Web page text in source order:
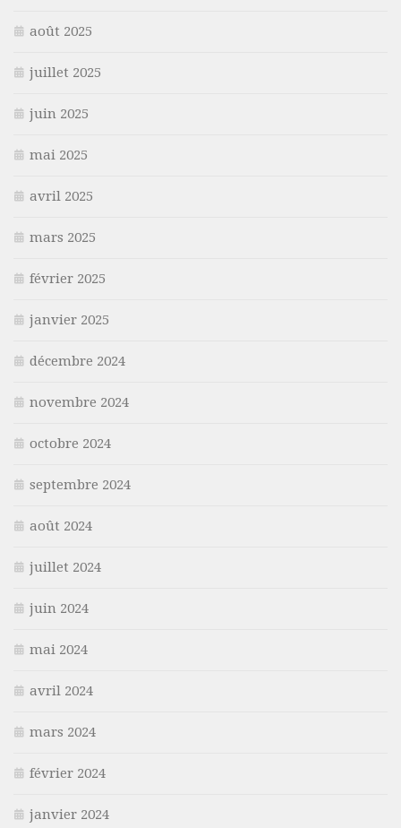
août 2025
juillet 2025
juin 2025
mai 2025
avril 2025
mars 2025
février 2025
janvier 2025
décembre 2024
novembre 2024
octobre 2024
septembre 2024
août 2024
juillet 2024
juin 2024
mai 2024
avril 2024
mars 2024
février 2024
janvier 2024